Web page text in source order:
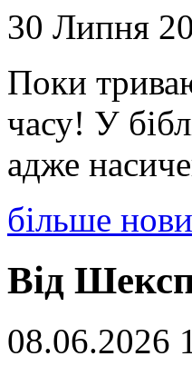
30 Липня
Поки
часу! У
адже
більше
Від
08.06.2026